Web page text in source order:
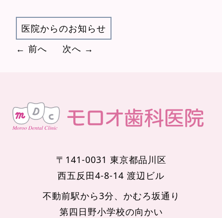
医院からのお知らせ
← 前へ
次へ →
〒141-0031 東京都品川区
西五反田4-8-14 渡辺ビル
不動前駅から3分、かむろ坂通り
第四日野小学校の向かい